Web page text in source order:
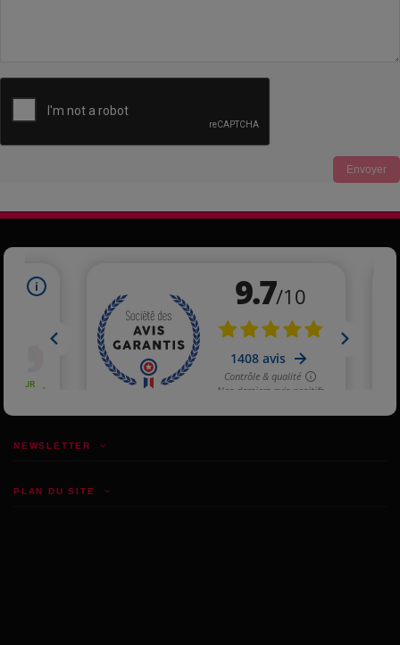
PLAN DU SITE
NEWSLETTER